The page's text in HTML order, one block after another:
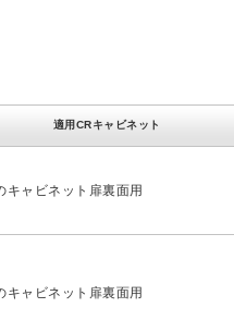
適用CRキャビネット
キャビネット扉裏面用
キャビネット扉裏面用